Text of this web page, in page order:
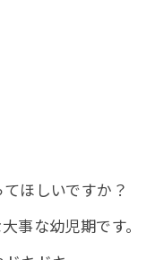
ほしいですか？
事な幼児期です。